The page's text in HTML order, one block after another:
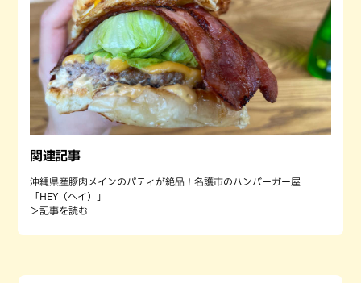
関連記事
沖縄県産豚肉メインのパティが絶品！名護市のハンバーガー屋
「HEY（ヘイ）」
＞記事を読む